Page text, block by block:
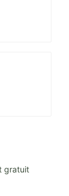
gratuit